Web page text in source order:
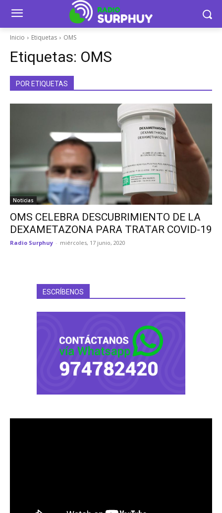
Inicio Etiquetas OMS
Etiquetas: OMS
POR ETIQUETAS
Noticias
OMS CELEBRA DESCUBRIMIENTO DE LA
DEXAMETAZONA PARA TRATAR COVID-19
Radio Surphuy - miércoles, 17 junio, 2020
ESCRÍBENOS